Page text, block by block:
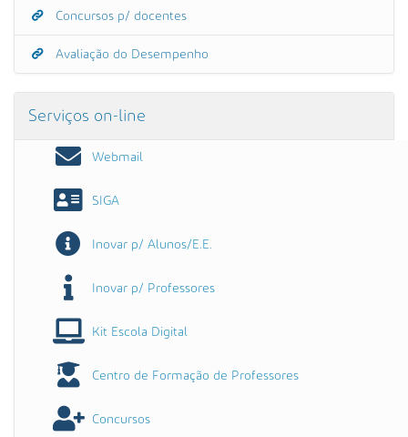
Concursos p/ docentes
Avaliação do Desempenho
Serviços on-line
Webmail
SIGA
Inovar p/ Alunos/E.E.
Inovar p/ Professores
Kit Escola Digital
Centro de Formação de Professores
Concursos